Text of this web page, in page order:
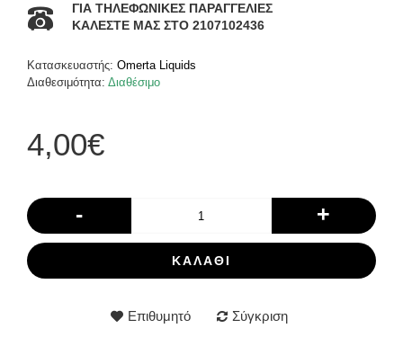
ΓΙΑ ΤΗΛΕΦΩΝΙΚΕΣ ΠΑΡΑΓΓΕΛΙΕΣ
ΚΑΛΕΣΤΕ ΜΑΣ ΣΤΟ 2107102436
Κατασκευαστής: Omerta Liquids
Διαθεσιμότητα: Διαθέσιμο
4,00€
- +
ΚΑΛΆΘΙ
Επιθυμητό Σύγκριση